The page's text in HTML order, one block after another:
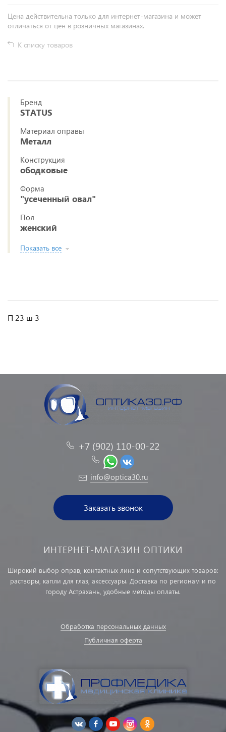
Цена действительна только для интернет-магазина и может
отличаться от цен в розничных магазинах.
К списку товаров
Бренд
STATUS
Материал оправы
Металл
Конструкция
ободковые
Форма
"усеченный овал"
Пол
женский
Показать все
П 23 ш 3
+7 (902) 110-00-22
info@optica30.ru
Заказать звонок
ИНТЕРНЕТ-МАГАЗИН ОПТИКИ
Широкий выбор оправ, контактных линз и сопутствующих товаров:
растворы, капли для глаз, аксессуары. Доставка по регионам и по
городу Астрахань, удобные методы оплаты.
Обработка персональных данных
Публичная оферта